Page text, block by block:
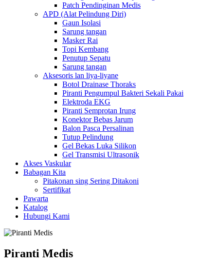
Patch Pendinginan Medis
APD (Alat Pelindung Diri)
Gaun Isolasi
Sarung tangan
Masker Rai
Topi Kembang
Penutup Sepatu
Sarung tangan
Aksesoris lan liya-liyane
Botol Drainase Thoraks
Piranti Pengumpul Bakteri Sekali Pakai
Elektroda EKG
Piranti Semprotan Irung
Konektor Bebas Jarum
Balon Pasca Persalinan
Tutup Pelindung
Gel Bekas Luka Silikon
Gel Transmisi Ultrasonik
Akses Vaskular
Babagan Kita
Pitakonan sing Sering Ditakoni
Sertifikat
Pawarta
Katalog
Hubungi Kami
Piranti Medis